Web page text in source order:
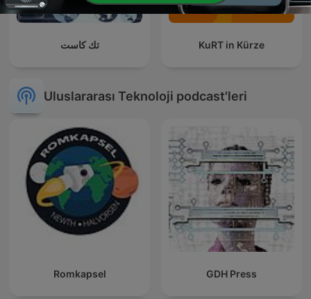
تك كاست KuRT in Kürze
Uluslararası Teknoloji podcast'leri
Romkapsel GDH Press